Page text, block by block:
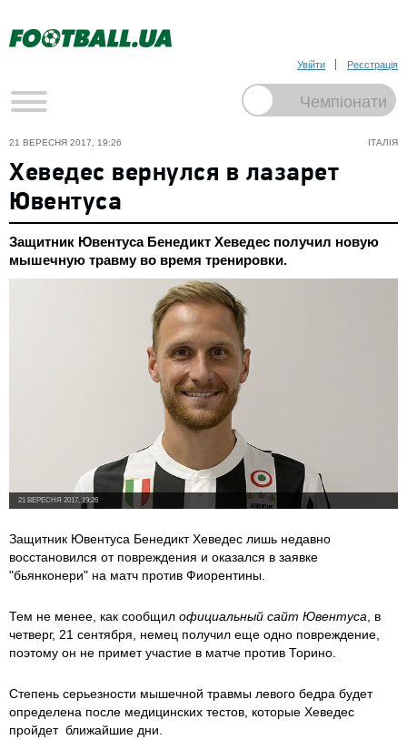
Увійти Реєстрація
ІТАЛІЯ
21 ВЕРЕСНЯ 2017, 19:26
Хеведес вернулся в лазарет
Ювентуса
Защитник Ювентуса Бенедикт Хеведес получил новую
мышечную травму во время тренировки.
21 ВЕРЕСНЯ 2017, 19:26
Защитник Ювентуса Бенедикт Хеведес лишь недавно
восстановился от повреждения и оказался в заявке
"бьянконери" на матч против Фиорентины.
Тем не менее, как сообщил официальный сайт Ювентуса, в
четверг, 21 сентября, немец получил еще одно повреждение,
поэтому он не примет участие в матче против Торино.
Степень серьезности мышечной травмы левого бедра будет
определена после медицинских тестов, которые Хеведес
пройдет ближайшие дни.